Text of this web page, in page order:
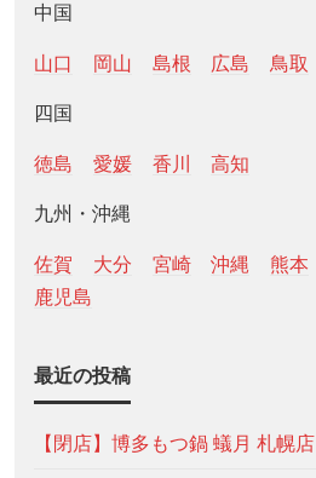
中国
山口 岡山 島根 広島 鳥取
四国
徳島 愛媛 香川 高知
九州・沖縄
佐賀 大分 宮崎 沖縄 熊本
鹿児島
最近の投稿
【閉店】博多もつ鍋 蟻月 札幌店